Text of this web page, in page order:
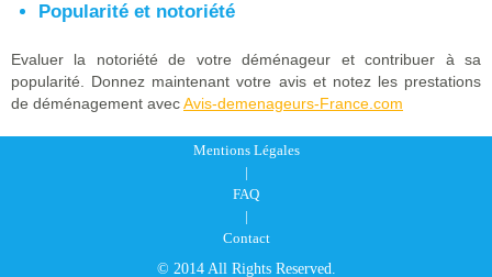
Popularité et notoriété
Evaluer la notoriété de votre déménageur et contribuer à sa
popularité. Donnez maintenant votre avis et notez les prestations
de déménagement avecAvis-demenageurs-France.com
Mentions Légales
|
FAQ
|
Contact
© 2014 All Rights Reserved.